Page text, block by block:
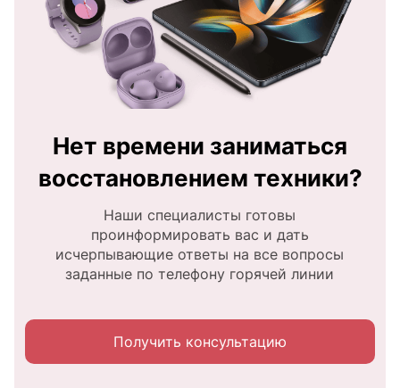
Нет времени заниматься
восстановлением техники?
Наши специалисты готовы
проинформировать вас и дать
исчерпывающие ответы на все вопросы
заданные по телефону горячей линии
Получить консультацию